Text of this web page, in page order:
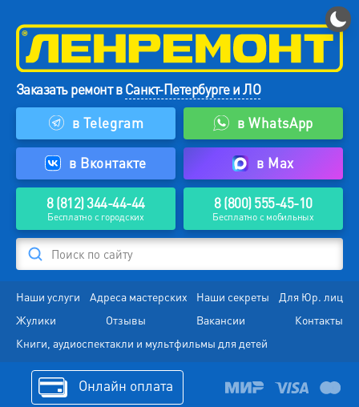
Заказать ремонт вСанкт-Петербурге и ЛО
в Telegram
в WhatsApp
в Вконтакте в Max
8 (812) 344-44-44
Бесплатно с городских
8 (800) 555-45-10
Бесплатно с мобильных
Поиск по сайту
Наши услуги Адреса мастерских Наши секреты
Для Юр. лиц
Жулики
Отзывы Вакансии
Контакты
Книги, аудиоспектакли и мультфильмы для детей
Онлайн оплата